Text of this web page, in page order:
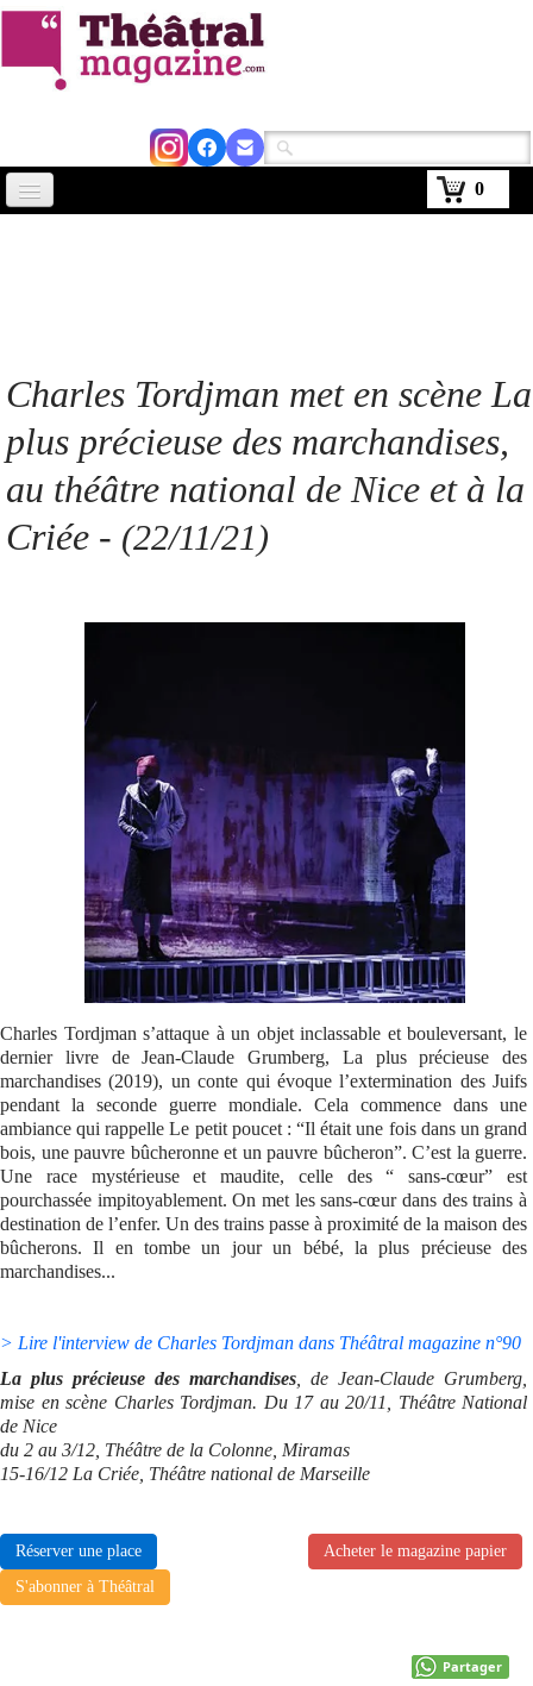
0
Kiosque
Charles Tordjman met en scène La
plus précieuse des marchandises,
au théâtre national de Nice et à la
Criée - (22/11/21)
Charles Tordjman s’attaque à un objet inclassable et bouleversant, le
dernier livre de Jean-Claude Grumberg, La plus précieuse des
marchandises (2019), un conte qui évoque l’extermination des Juifs
pendant la seconde guerre mondiale. Cela commence dans une
ambiance qui rappelle Le petit poucet : “Il était une fois dans un grand
bois, une pauvre bûcheronne et un pauvre bûcheron”. C’est la guerre.
Une race mystérieuse et maudite, celle des “ sans-cœur” est
pourchassée impitoyablement. On met les sans-cœur dans des trains à
destination de l’enfer. Un des trains passe à proximité de la maison des
bûcherons. Il en tombe un jour un bébé, la plus précieuse des
marchandises...
> Lire l'interview de Charles Tordjman dans Théâtral magazine n°90
La plus précieuse des marchandises , de Jean-Claude Grumberg,
mise en scène Charles Tordjman. Du 17 au 20/11, Théâtre National
de Nice
du 2 au 3/12, Théâtre de la Colonne, Miramas
15-16/12 La Criée, Théâtre national de Marseille
Réserver une place
Acheter le magazine papier
S'abonner à Théâtral
Partager